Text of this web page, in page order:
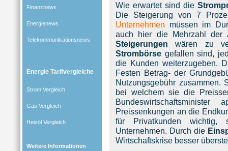
Finanznews
Energienews
Telekommunikationsnews
Energie Tarifvergleiche
Strom Vergleich
Gas Vergleich
Heizöl Vergleich
Weitere Informationen
Wie erwartet sind die
Die Steigerung von 7
Unternehmen müssen im
auch hier die Mehrzahl der
Steigerungen wären zu
Strombörse gefallen sind,
die Kunden weiterzugeben.
Festen Betrag- der
Nutzungsgebühr zusammen.
bei welchem sie die
Preissenkungen an die
für Privatkunden wichtig,
Unternehmen. Durch die
Wirtschaftskrise besser